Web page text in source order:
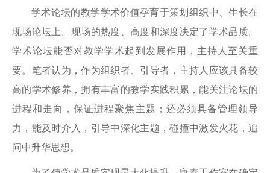
学术论坛的教学学术价值孕育于策划组织中、生长在
现场论坛上。现场的热度、高度和深度决定了学术品质。
学术论坛能否对教学学术起到发展作用，主持人至关重
要。笔者认为，作为组织者、引导者，主持人应该具备较
高的学术修养，拥有丰富的教学实践积累，能关注论坛的
进程和走向，保证进程聚焦主题；还必须具备管理领导
力，能及时介入，引导中深化主题，碰撞中激发火花，追
问中升华思想。